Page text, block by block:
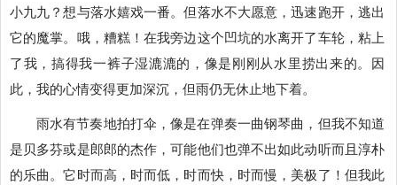
小九九？想与落水嬉戏一番。但落水不大愿意，迅速跑开，逃出
它的魔掌。哦，糟糕！在我旁边这个凹坑的水离开了车轮，粘上
了我，搞得我一裤子湿漉漉的，像是刚刚从水里捞出来的。因
此，我的心情变得更加深沉，但雨仍无休止地下着。
雨水有节奏地拍打伞，像是在弹奏一曲钢琴曲，但我不知道
是贝多芬或是郎郎的杰作，可能他们也弹不出如此动听而且淳朴
的乐曲。它时而高，时而低，时而快，时而慢，美极了！但我此